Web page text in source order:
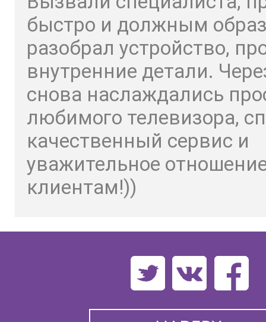
быстро и должным
разобрал устройство,
внутренние детали.
снова наслаждались
любимого телевизора,
качественный сервис и
уважительное
клиентам!))